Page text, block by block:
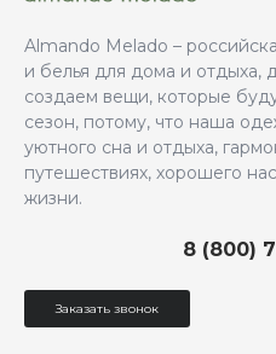
Almando Melado –
и белья для дома и
создаем вещи, которые
сезон, потому, что наша
уютного сна и отдыха,
путешествиях, хорошего
жизни.
8 (800)
Заказать звонок